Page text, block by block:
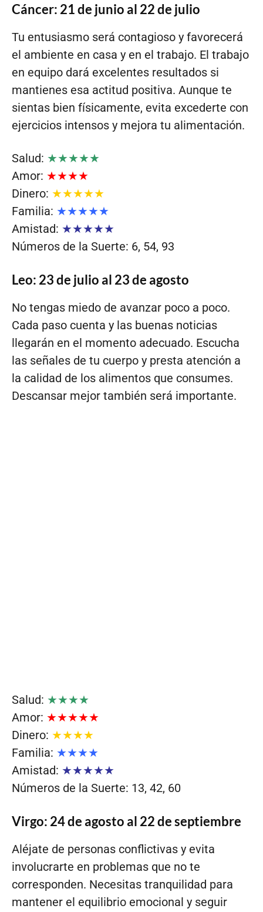
Cáncer: 21 de junio al 22 de julio
Tu entusiasmo será contagioso y favorecerá
el ambiente en casa y en el trabajo. El trabajo
en equipo dará excelentes resultados si
mantienes esa actitud positiva. Aunque te
sientas bien físicamente, evita excederte con
ejercicios intensos y mejora tu alimentación.
Salud: ★★★★★
Amor: ★★★★
Dinero: ★★★★★
Familia: ★★★★★
Amistad: ★★★★★
Números de la Suerte: 6, 54, 93
Leo: 23 de julio al 23 de agosto
No tengas miedo de avanzar poco a poco.
Cada paso cuenta y las buenas noticias
llegarán en el momento adecuado. Escucha
las señales de tu cuerpo y presta atención a
la calidad de los alimentos que consumes.
Descansar mejor también será importante.
Salud: ★★★★
Amor: ★★★★★
Dinero: ★★★★
Familia: ★★★★
Amistad: ★★★★★
Números de la Suerte: 13, 42, 60
Virgo: 24 de agosto al 22 de septiembre
Aléjate de personas conflictivas y evita
involucrarte en problemas que no te
corresponden. Necesitas tranquilidad para
mantener el equilibrio emocional y seguir